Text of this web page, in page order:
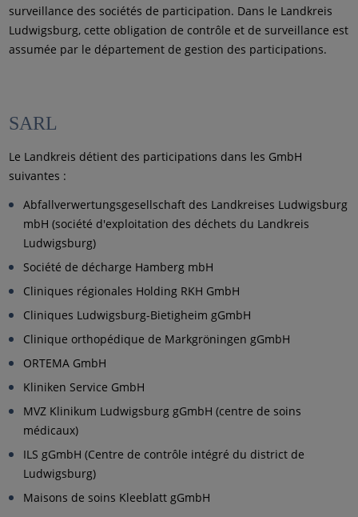
surveillance des sociétés de participation. Dans le Landkreis
Ludwigsburg, cette obligation de contrôle et de surveillance est
assumée par le département de gestion des participations.
SARL
Le Landkreis détient des participations dans les GmbH
suivantes :
Abfallverwertungsgesellschaft des Landkreises Ludwigsburg
mbH (société d'exploitation des déchets du Landkreis
Ludwigsburg)
Société de décharge Hamberg mbH
Cliniques régionales Holding RKH GmbH
Cliniques Ludwigsburg-Bietigheim gGmbH
Clinique orthopédique de Markgröningen gGmbH
ORTEMA GmbH
Kliniken Service GmbH
MVZ Klinikum Ludwigsburg gGmbH (centre de soins
médicaux)
ILS gGmbH (Centre de contrôle intégré du district de
Ludwigsburg)
Maisons de soins Kleeblatt gGmbH